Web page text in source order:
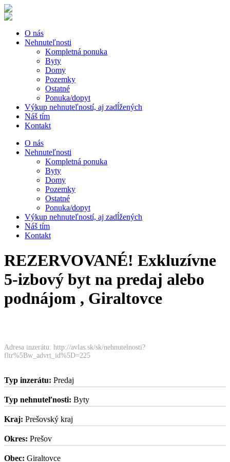
O nás
Nehnuteľnosti
Kompletná ponuka
Byty
Domy
Pozemky
Ostatné
Ponuka/dopyt
Výkup nehnuteľností, aj zadĺžených
Náš tím
Kontakt
O nás
Nehnuteľnosti
Kompletná ponuka
Byty
Domy
Pozemky
Ostatné
Ponuka/dopyt
Výkup nehnuteľností, aj zadĺžených
Náš tím
Kontakt
REZERVOVANÉ! Exkluzívne
5-izbový byt na predaj alebo
podnájom , Giraltovce
Adresa inzerátu: http://avlas.sk/sk/nehnutelnosti?
fltr%5Bw_advrt_id%5D=225
Typ inzerátu: Predaj
Typ nehnuteľnosti: Byty
Kraj: Prešovský kraj
Okres: Prešov
Obec: Giraltovce